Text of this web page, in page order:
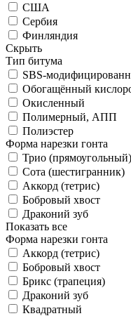
США
Сербия
Финляндия
Скрыть
Тип битума
SBS-
Обогащённый
Окисленный
Полимерный, АПП
Полиэстер
Форма нарезки гонта
Трио (прямоугольный)
Сота (шестигранник)
Аккорд (тетрис)
Бобровый хвост
Драконий зуб
Показать все
Форма нарезки гонта
Аккорд (тетрис)
Бобровый хвост
Брикс (трапеция)
Драконий зуб
Квадратный